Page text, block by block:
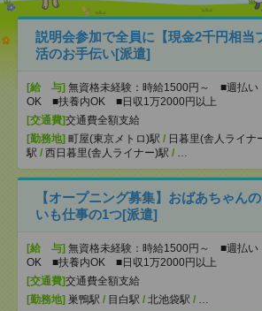
説明会参加で全員に【現金2千円相当
活のお手伝い[派遣]
[給 与] 無資格未経験：時給1500円～ ■週払い
OK ■扶養内OK ■日収1万2000円以上
[交通費]交通費全額支給
[勤務地] 町屋(東京メトロ)駅 / 日暮里(舎人ライナ
駅 / 西日暮里(舎人ライナー)駅 / …
【オープニング募集】おばあちゃん
いも仕事の1つ[派遣]
[給 与] 無資格未経験：時給1500円～ ■週払い
OK ■扶養内OK ■日収1万2000円以上
[交通費]交通費全額支給
[勤務地] 巣鴨駅 / 目白駅 / 北池袋駅 / …